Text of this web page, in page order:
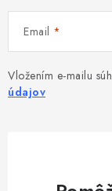
Email
Vložením e-mailu
údajov